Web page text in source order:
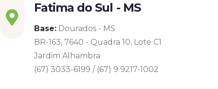
Fatima do Sul - MS
Base: Dourados - MS
BR-163, 7640 - Quadra 10, Lote C1
Jardim Alhambra
(67) 3033-6199 / (67) 9 9217-1002